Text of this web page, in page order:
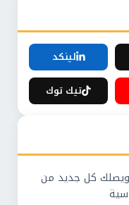
لينكد
تيك توك
كل جديد من